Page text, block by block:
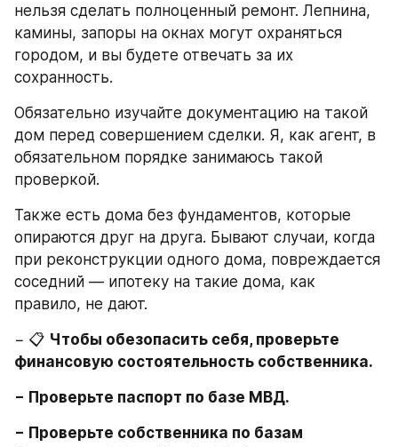
нельзя сделать полноценный ремонт. Лепнина,
камины, запоры на окнах могут охраняться
городом, и вы будете отвечать за их
сохранность.
Обязательно изучайте документацию на такой
дом перед совершением сделки. Я, как агент, в
обязательном порядке занимаюсь такой
проверкой.
Также есть дома без фундаментов, которые
опираются друг на друга. Бывают случаи, когда
при реконструкции одного дома, повреждается
соседний — ипотеку на такие дома, как
правило, не дают.
− 📋 Чтобы обезопасить себя, проверьте
финансовую состоятельность собственника.
− Проверьте паспорт по базе МВД.
− Проверьте собственника по базам